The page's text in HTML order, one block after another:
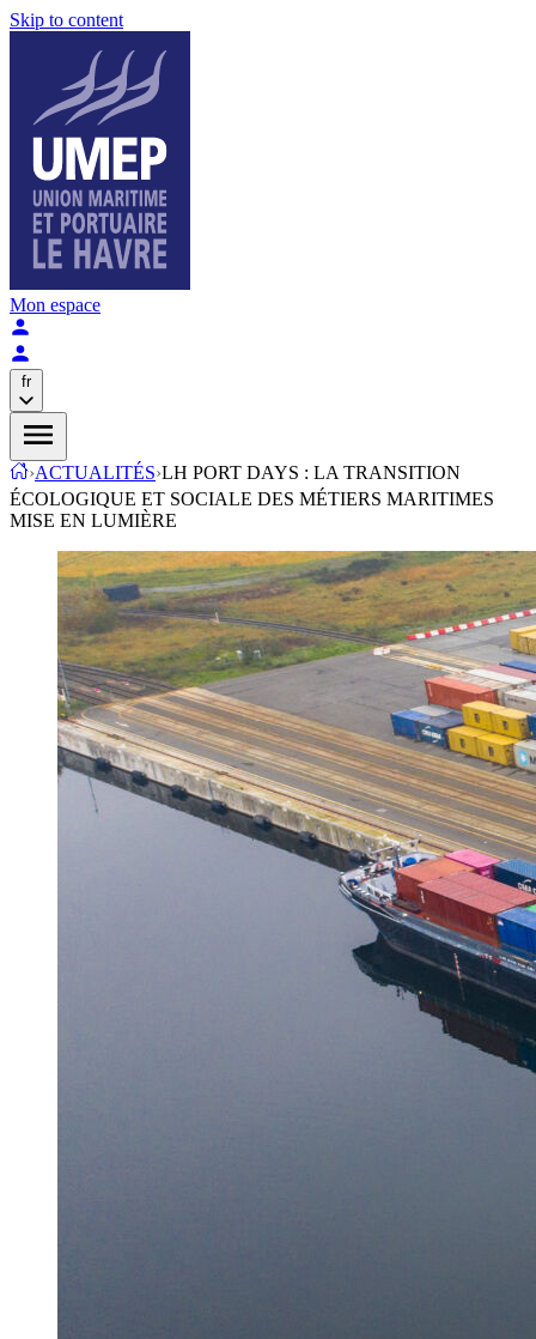
Skip to content
Mon espace
fr
›ACTUALITÉS›LH PORT DAYS : LA TRANSITION
ÉCOLOGIQUE ET SOCIALE DES MÉTIERS MARITIMES
MISE EN LUMIÈRE